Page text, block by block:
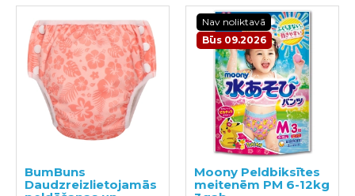
BumBuns
Daudzreizlietojamās
Nav noliktavā
Būs 09.2026
Moony Peldbiksītes
meitenēm PM 6-12kg